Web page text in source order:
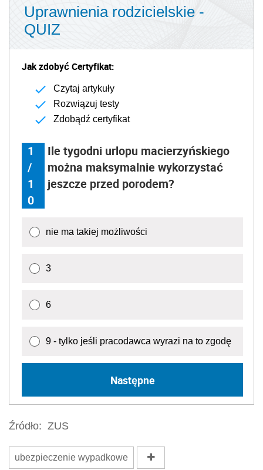
Uprawnienia rodzicielskie -
QUIZ
Jak zdobyć Certyfikat:
Czytaj artykuły
Rozwiązuj testy
Zdobądź certyfikat
1
/
1
0
Ile tygodni urlopu macierzyńskiego
można maksymalnie wykorzystać
jeszcze przed porodem?
nie ma takiej możliwości
3
6
9 - tylko jeśli pracodawca wyrazi na to zgodę
Następne
Źródło: ZUS
ubezpieczenie wypadkowe